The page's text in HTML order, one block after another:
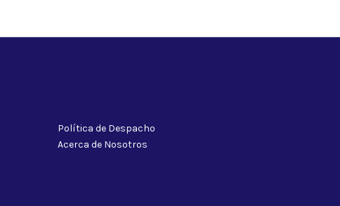
Política de Despacho
Acerca de Nosotros